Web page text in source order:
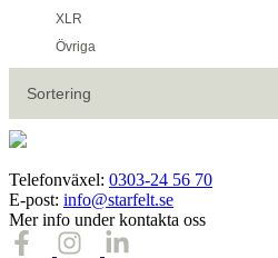
XLR
Övriga
Sortering
Telefonväxel: 0303-24 56 70
E-post: info@starfelt.se
Mer info under kontakta oss